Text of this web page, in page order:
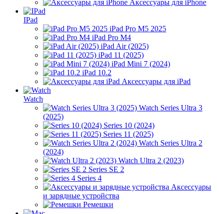
Аксессуары для iPhone
IPad
iPad Pro M5 2025
iPad Pro M4
iPad Air (2025)
iPad 11 (2025)
iPad Mini 7 (2024)
iPad 10.2
Аксессуары для iPad
Watch
Watch Series Ultra 3
(2025)
Series 10 (2024)
Series 11 (2025)
Watch Series Ultra 2
(2024)
Watch Ultra 2 (2023)
Series SE 2
Series 4
Аксессуары
и зарядные устройства
Ремешки